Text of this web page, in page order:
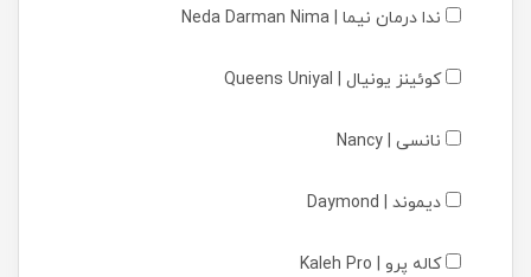
ندا درمان نیما | Neda Darman Nima
کوئینز یونیال | Queens Uniyal
نانسی | Nancy
دیموند | Daymond
کاله پرو | Kaleh Pro